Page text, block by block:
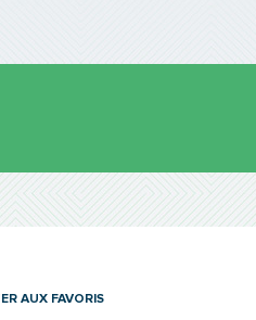
AUX FAVORIS